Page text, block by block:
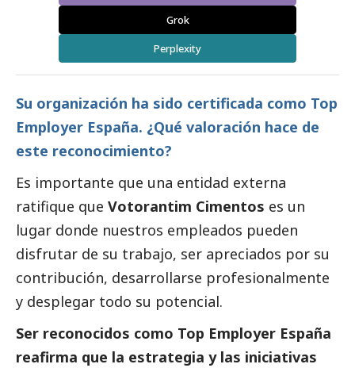
Grok
Perplexity
Su organización ha sido certificada como Top
Employer España. ¿Qué valoración hace de
este reconocimiento?
Es importante que una entidad externa
ratifique que Votorantim Cimentos es un
lugar donde nuestros empleados pueden
disfrutar de su trabajo, ser apreciados por su
contribución, desarrollarse profesionalmente
y desplegar todo su potencial.
Ser reconocidos como Top Employer España
reafirma que la estrategia y las iniciativas